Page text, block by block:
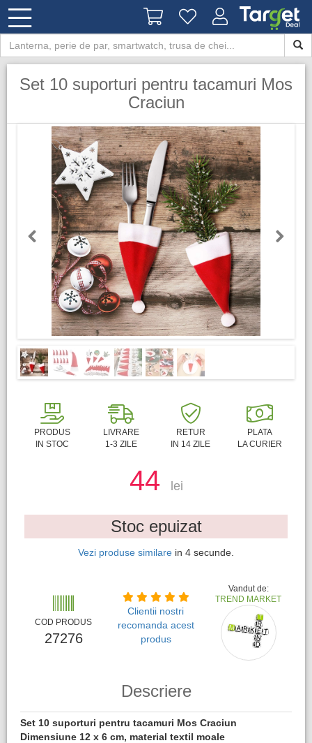
Set 10 suporturi pentru tacamuri Mos
Craciun
Previous
PRODUS
IN STOC
LIVRARE
1-3 ZILE
RETUR
IN 14 ZILE
PLATA
LA CURIER
44 lei
Stoc epuizat
Vezi produse similare in 3 secunde.
COD PRODUS
27276
Clientii nostri
recomanda acest
produs
Vandut de:
TREND MARKET
Descriere
Set 10 suporturi pentru tacamuri Mos Craciun
Dimensiune 12 x 6 cm, material textil moale